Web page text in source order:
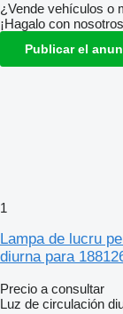
¿Vende vehículos o
¡Hagalo con
Publicar el
1
Lampa de lucru
diurna para
Precio a consultar
Luz de circulación